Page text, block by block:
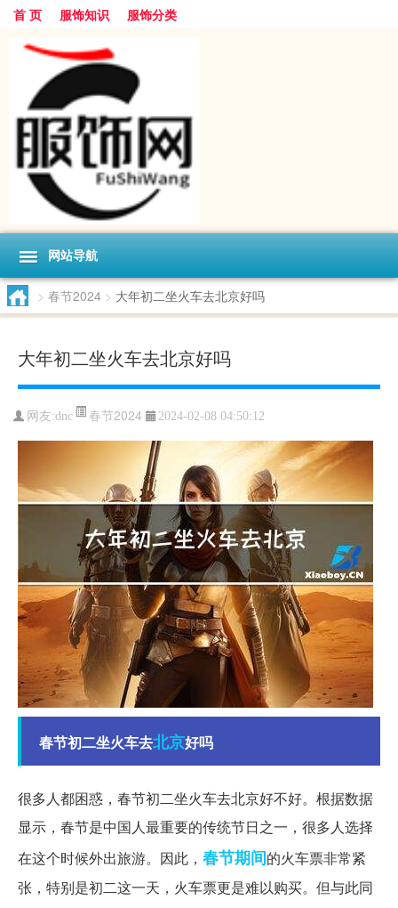
首 页 服饰知识 服饰分类
网站导航
> 春节2024 > 大年初二坐火车去北京好吗
大年初二坐火车去北京好吗
网友:dnc 春节2024 2024-02-08 04:50:12
春节初二坐火车去北京好吗
很多人都困惑，春节初二坐火车去北京好不好。根据数据
显示，春节是中国人最重要的传统节日之一，很多人选择
在这个时候外出旅游。因此， 春节期间的火车票非常紧
张，特别是初二这一天，火车票更是难以购买。但与此同